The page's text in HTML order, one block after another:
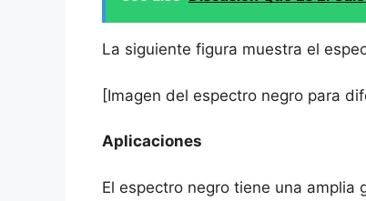
La siguiente figura muestra el
[Imagen del espectro negro para
Aplicaciones
El espectro negro tiene una amplia